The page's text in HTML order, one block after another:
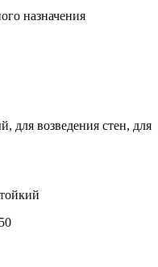
назначения
для возведения стен, для